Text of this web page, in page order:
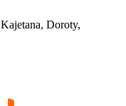
Kajetana, Doroty,